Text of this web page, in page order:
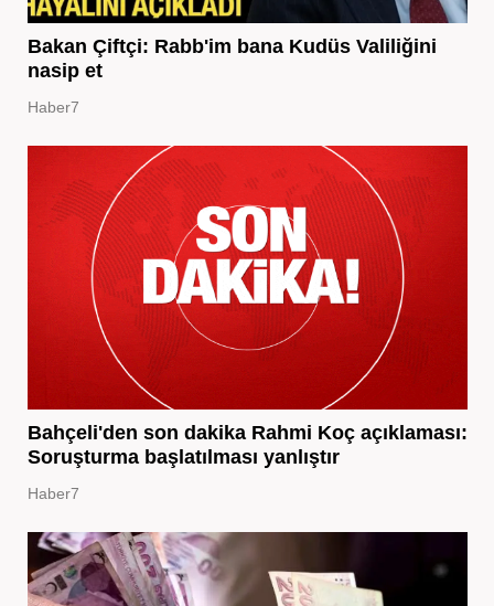
Bakan Çiftçi: Rabb'im bana Kudüs Valiliğini
nasip et
Haber7
Bahçeli'den son dakika Rahmi Koç açıklaması:
Soruşturma başlatılması yanlıştır
Haber7